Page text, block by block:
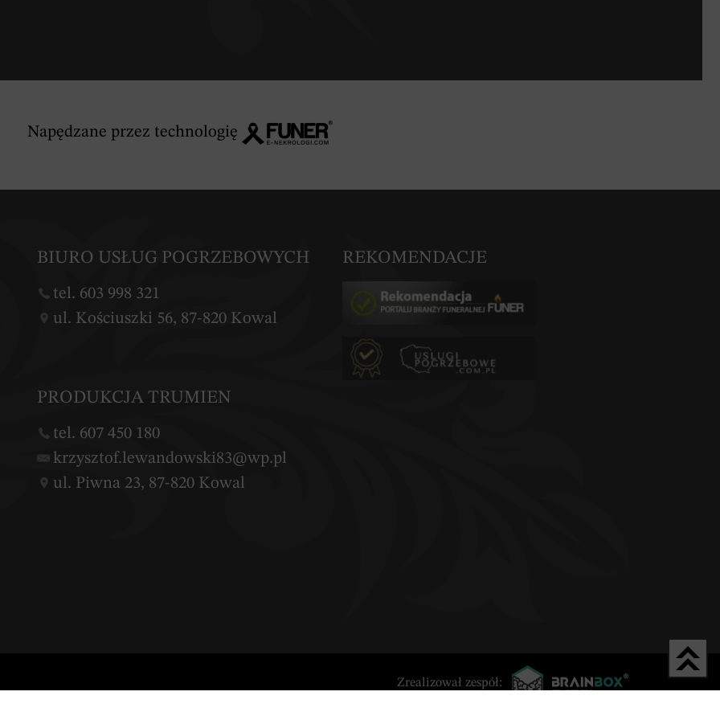
Napędzane przez technologię
BIURO USŁUG POGRZEBOWYCH
tel. 603 998 321
ul. Kościuszki 56, 87-820 Kowal
PRODUKCJA TRUMIEN
tel. 607 450 180
krzysztof.lewandowski83@wp.pl
ul. Piwna 23, 87-820 Kowal
REKOMENDACJE
Zrealizował zespół: